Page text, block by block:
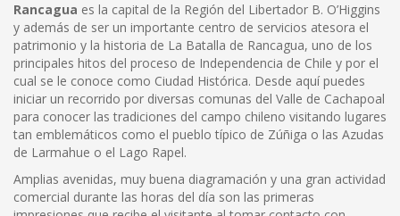
Rancagua es la capital de la Región del Libertador B. O’Higgins
y además de ser un importante centro de servicios atesora el
patrimonio y la historia de La Batalla de Rancagua, uno de los
principales hitos del proceso de Independencia de Chile y por el
cual se le conoce como Ciudad Histórica. Desde aquí puedes
iniciar un recorrido por diversas comunas del Valle de Cachapoal
para conocer las tradiciones del campo chileno visitando lugares
tan emblemáticos como el pueblo típico de Zúñiga o las Azudas
de Larmahue o el Lago Rapel.
Amplias avenidas, muy buena diagramación y una gran actividad
comercial durante las horas del día son las primeras